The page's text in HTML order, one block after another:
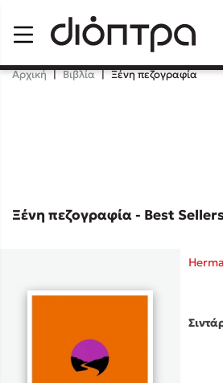
Καθρέφτης
Αρχική | Βιβλία | Ξένη πεζογραφία
Ξένη πεζογραφία - Best